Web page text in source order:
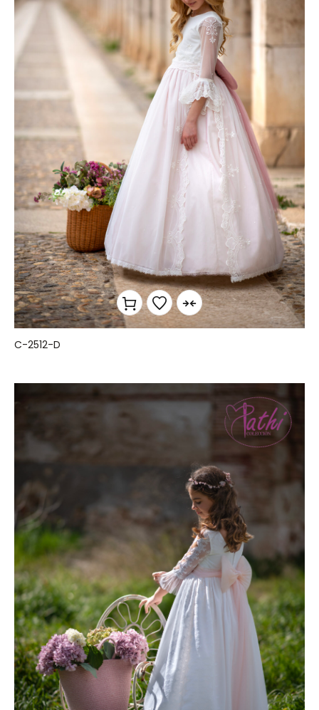
C-2512-D